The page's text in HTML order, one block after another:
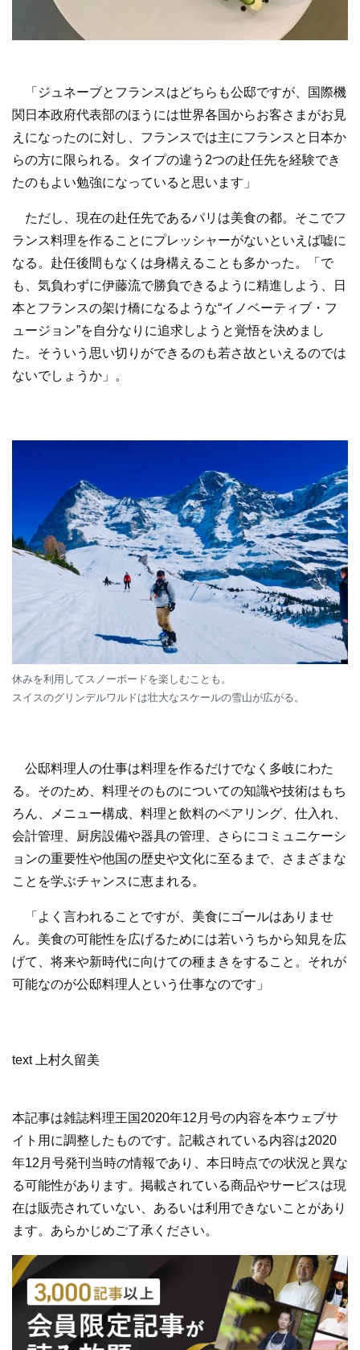
「ジュネーブとフランスはどちらも公邸ですが、国際機
関日本政府代表部のほうには世界各国からお客さまがお見
えになったのに対し、フランスでは主にフランスと日本か
らの方に限られる。タイプの違う2つの赴任先を経験でき
たのもよい勉強になっていると思います」
ただし、現在の赴任先であるパリは美食の都。そこでフ
ランス料理を作ることにプレッシャーがないといえば嘘に
なる。赴任後間もなくは身構えることも多かった。「で
も、気負わずに伊藤流で勝負できるように精進しよう、日
本とフランスの架け橋になるような“イノベーティブ・フ
ュージョン”を自分なりに追求しようと覚悟を決めまし
た。そういう思い切りができるのも若さ故といえるのでは
ないでしょうか」。
休みを利用してスノーボードを楽しむことも。
スイスのグリンデルワルドは壮大なスケールの雪山が広がる。
公邸料理人の仕事は料理を作るだけでなく多岐にわた
る。そのため、料理そのものについての知識や技術はもち
ろん、メニュー構成、料理と飲料のペアリング、仕入れ、
会計管理、厨房設備や器具の管理、さらにコミュニケーシ
ョンの重要性や他国の歴史や文化に至るまで、さまざまな
ことを学ぶチャンスに恵まれる。
「よく言われることですが、美食にゴールはありませ
ん。美食の可能性を広げるためには若いうちから知見を広
げて、将来や新時代に向けての種まきをすること。それが
可能なのが公邸料理人という仕事なのです」
text 上村久留美
本記事は雑誌料理王国2020年12月号の内容を本ウェブサ
イト用に調整したものです。記載されている内容は2020
年12月号発刊当時の情報であり、本日時点での状況と異な
る可能性があります。掲載されている商品やサービスは現
在は販売されていない、あるいは利用できないことがあり
ます。あらかじめご了承ください。